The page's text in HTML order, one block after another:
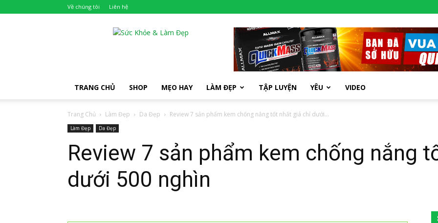
Về chúng tôi Liên hệ
TRANG CHỦ SHOP MẸO HAY LÀM ĐẸP TẬP LUYỆN YÊU VIDEO
Trang Chủ Làm Đẹp Da Đẹp Review 7 sản phẩm kem chống nắng tốt nhất giá chỉ dưới...
Làm Đẹp Da Đẹp
Review 7 sản phẩm kem chống nắng
dưới 500 nghìn